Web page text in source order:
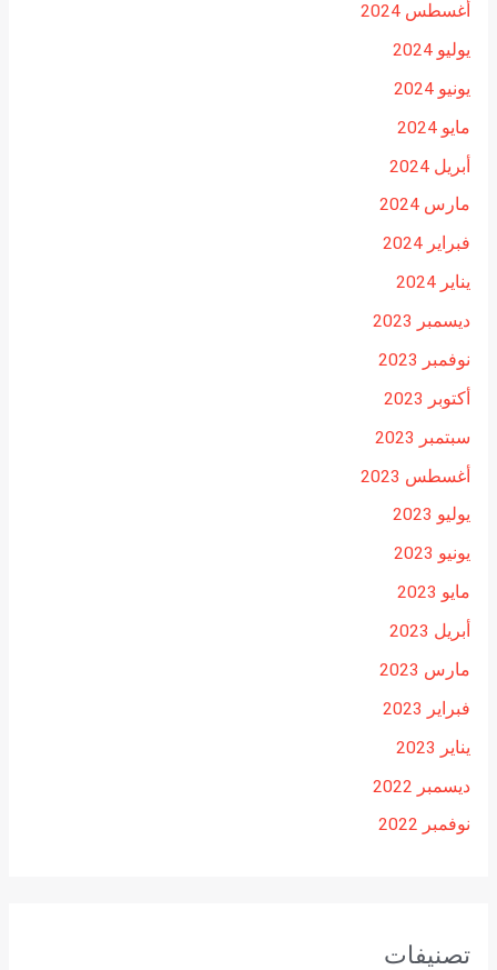
أغسطس 2024
يوليو 2024
يونيو 2024
مايو 2024
أبريل 2024
مارس 2024
فبراير 2024
يناير 2024
ديسمبر 2023
نوفمبر 2023
أكتوبر 2023
سبتمبر 2023
أغسطس 2023
يوليو 2023
يونيو 2023
مايو 2023
أبريل 2023
مارس 2023
فبراير 2023
يناير 2023
ديسمبر 2022
نوفمبر 2022
تصنيفات